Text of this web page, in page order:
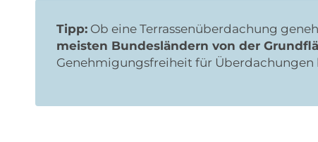
Tipp: Ob eine Terrassenüberdachung
meisten Bundesländern von der
Genehmigungsfreiheit für Überdachungen